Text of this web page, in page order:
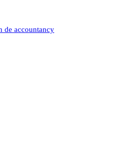
de accountancy